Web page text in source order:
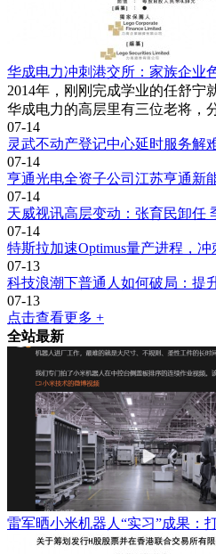
华成电力冲刺港交所：家族企业
2014年，刚刚完成学业的任舒宁
华成电力的高层里有三位老将，
07-14
灵武不动产登记中心延时服务解
07-14
亨通光电全资子公司江苏亨通新
07-14
天威视讯高层变动：张育民卸任
07-14
特斯拉加速Optimus量产进程，
07-13
科技浪潮下普通人如何破局：提
07-13
点击查看更多 +
全站最新
雷军晒小米机器人“实习”成果：